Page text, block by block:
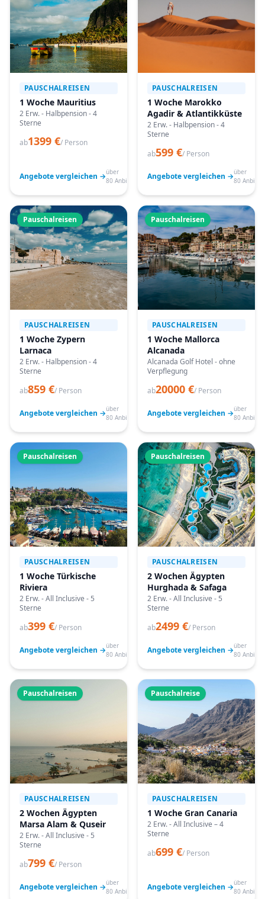
PAUSCHALREISEN
1 Woche Mauritius
2 Erw. - Halbpension - 4
Sterne
ab1399 €/ Person
Angebote vergleichen →über
80 Anbieter
PAUSCHALREISEN
1 Woche Marokko
Agadir & Atlantikküste
2 Erw. - Halbpension - 4
Sterne
ab599 €/ Person
Angebote vergleichen →über
80
Pauschalreisen
PAUSCHALREISEN
1 Woche Zypern
Larnaca
2 Erw. - Halbpension - 4
Sterne
ab859 €/ Person
Angebote vergleichen →über
80 Anbieter
Pauschalreisen
PAUSCHALREISEN
1 Woche Mallorca
Alcanada
Alcanada Golf Hotel - ohne
Verpflegung
ab20000 €/ Person
Angebote vergleichen →über
80
Pauschalreisen
PAUSCHALREISEN
1 Woche Türkische
Riviera
2 Erw. - All Inclusive - 5
Sterne
ab399 €/ Person
Angebote vergleichen →über
80 Anbieter
Pauschalreisen
PAUSCHALREISEN
2 Wochen Ägypten
Hurghada & Safaga
2 Erw. - All Inclusive - 5
Sterne
ab2499 €/ Person
Angebote vergleichen →über
80
Pauschalreisen
PAUSCHALREISEN
2 Wochen Ägypten
Marsa Alam & Quseir
2 Erw. - All Inclusive - 5
Sterne
ab799 €/ Person
Angebote vergleichen →über
80 Anbieter
Pauschalreise
PAUSCHALREISEN
1 Woche Gran Canaria
2 Erw. - All Inclusive – 4
Sterne
ab699 €/ Person
Angebote vergleichen →über
80